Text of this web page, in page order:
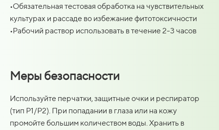
•Обязательная тестовая обработка на чувствительных
культурах и рассаде во избежание фитотоксичности
•Рабочий раствор использовать в течение 2-3 часов
Меры безопасности
Используйте перчатки, защитные очки и респиратор
(тип P1/P2). При попадании в глаза или на кожу
промойте большим количеством воды. Хранить в